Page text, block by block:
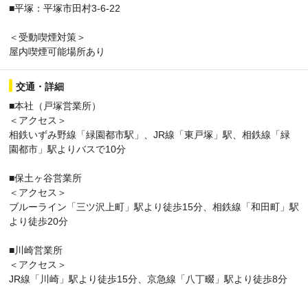
■平塚：平塚市田村3-6-22
＜受動喫煙対策＞
屋内喫煙可能場所あり
交通・詳細
■本社（戸塚営業所）
＜アクセス＞
相鉄いずみ野線「緑園都市駅」、JR線「東戸塚」駅、相鉄線「緑
園都市」駅よりバスで10分
■保土ヶ谷営業所
＜アクセス＞
ブルーライン「三ツ沢上町」駅より徒歩15分、相鉄線「和田町」駅
より徒歩20分
■川崎営業所
＜アクセス＞
JR線「川崎」駅より徒歩15分、京急線「八丁畷」駅より徒歩8分